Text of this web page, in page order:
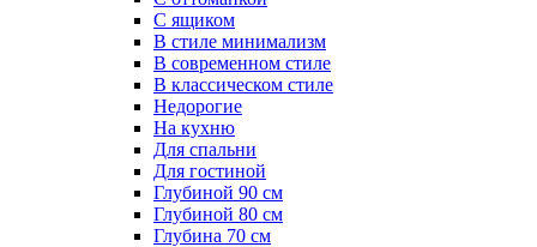
С ящиком
В стиле минимализм
В современном стиле
В классическом стиле
Недорогие
На кухню
Для спальни
Для гостиной
Глубиной 90 см
Глубиной 80 см
Глубина 70 см